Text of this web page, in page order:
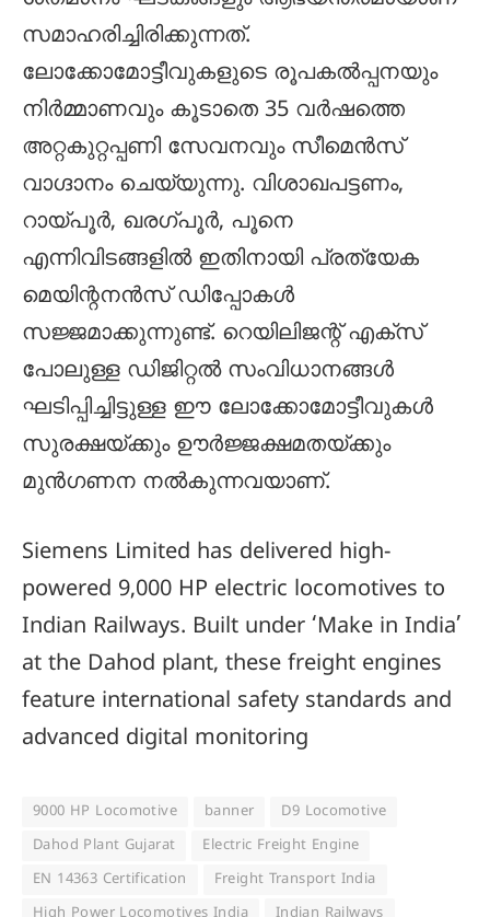
സമാഹരിച്ചിരിക്കുന്നത്.
ലോക്കോമോട്ടീവുകളുടെ രൂപകൽപ്പനയും
നിർമ്മാണവും കൂടാതെ 35 വർഷത്തെ
അറ്റകുറ്റപ്പണി സേവനവും സീമെൻസ്
വാഗ്ദാനം ചെയ്യുന്നു. വിശാഖപട്ടണം,
റായ്പൂർ, ഖരഗ്പൂർ, പൂനെ
എന്നിവിടങ്ങളിൽ ഇതിനായി പ്രത്യേക
മെയിന്റനൻസ് ഡിപ്പോകൾ
സജ്ജമാക്കുന്നുണ്ട്. റെയിലിജന്റ് എക്സ്
പോലുള്ള ഡിജിറ്റൽ സംവിധാനങ്ങൾ
ഘടിപ്പിച്ചിട്ടുള്ള ഈ ലോക്കോമോട്ടീവുകൾ
സുരക്ഷയ്ക്കും ഊർജ്ജക്ഷമതയ്ക്കും
മുൻഗണന നൽകുന്നവയാണ്.
Siemens Limited has delivered high-
powered 9,000 HP electric locomotives to
Indian Railways. Built under ‘Make in India’
at the Dahod plant, these freight engines
feature international safety standards and
advanced digital monitoring
9000 HP Locomotive banner
D9 Locomotive
Dahod Plant Gujarat
Electric Freight Engine
EN 14363 Certification
Freight Transport India